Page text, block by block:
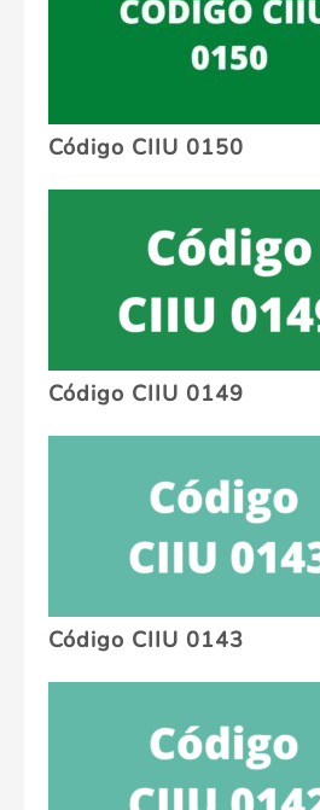
Código CIIU 0150
Código CIIU 0149
Código CIIU 0143